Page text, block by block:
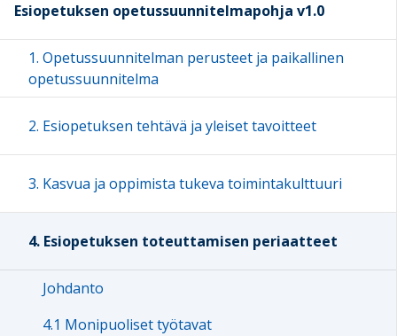
Esiopetuksen opetussuunnitelmapohja v1.0
1. Opetussuunnitelman perusteet ja paikallinen
opetussuunnitelma
2. Esiopetuksen tehtävä ja yleiset tavoitteet
3. Kasvua ja oppimista tukeva toimintakulttuuri
4. Esiopetuksen toteuttamisen periaatteet
Johdanto
4.1 Monipuoliset työtavat